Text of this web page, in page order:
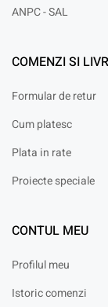
ANPC - SAL
COMENZI SI
Formular de retur
Cum platesc
Plata in rate
Proiecte speciale
CONTUL MEU
Profilul meu
Istoric comenzi